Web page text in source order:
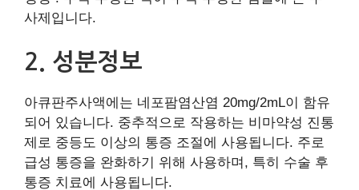
사제입니다.
2. 성분정보
아큐판주사액에는 네포팜염산염 20mg/2mL이 함유
되어 있습니다. 중추적으로 작용하는 비마약성 진통
제로 중등도 이상의 통증 조절에 사용됩니다. 주로
급성 통증을 완화하기 위해 사용하며, 특히 수술 후
통증 치료에 사용됩니다.